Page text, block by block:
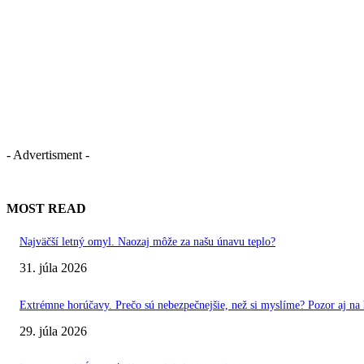
- Advertisment -
MOST READ
Najväčší letný omyl. Naozaj môže za našu únavu teplo?
31. júla 2026
Extrémne horúčavy. Prečo sú nebezpečnejšie, než si myslíme? Pozor aj
29. júla 2026